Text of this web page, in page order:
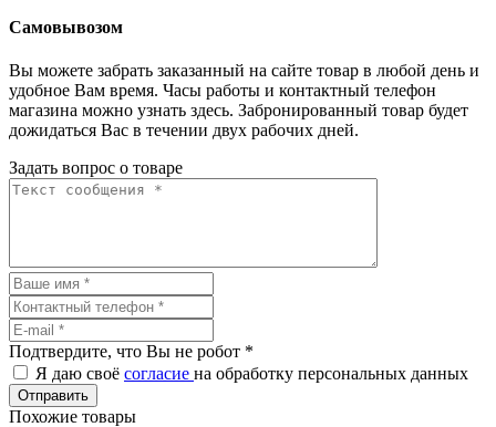
Самовывозом
Вы можете забрать заказанный на сайте товар в любой день и
удобное Вам время. Часы работы и контактный телефон
магазина можно узнать здесь. Забронированный товар будет
дожидаться Вас в течении двух рабочих дней.
Задать вопрос о товаре
Подтвердите, что Вы не робот *
Я даю своё согласие на обработку персональных данных
Отправить
Похожие товары